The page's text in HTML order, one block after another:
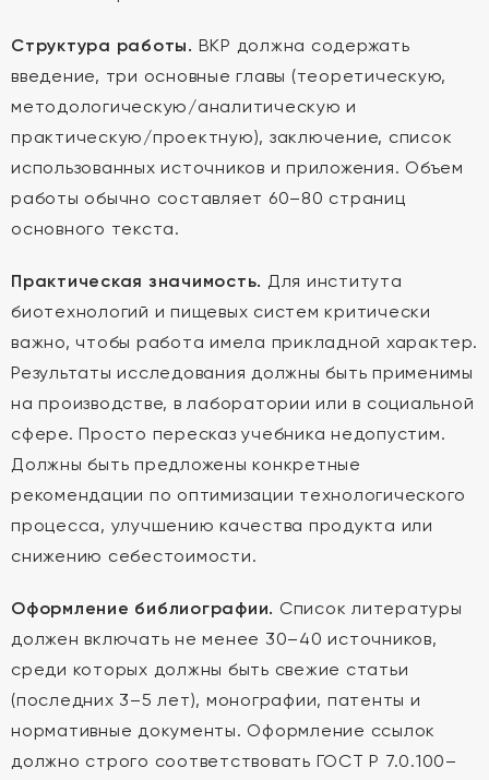
Структура работы. ВКР должна содержать
введение, три основные главы (теоретическую,
методологическую/аналитическую и
практическую/проектную), заключение, список
использованных источников и приложения. Объем
работы обычно составляет 60–80 страниц
основного текста.
Практическая значимость. Для института
биотехнологий и пищевых систем критически
важно, чтобы работа имела прикладной характер.
Результаты исследования должны быть применимы
на производстве, в лаборатории или в социальной
сфере. Просто пересказ учебника недопустим.
Должны быть предложены конкретные
рекомендации по оптимизации технологического
процесса, улучшению качества продукта или
снижению себестоимости.
Оформление библиографии. Список литературы
должен включать не менее 30–40 источников,
среди которых должны быть свежие статьи
(последних 3–5 лет), монографии, патенты и
нормативные документы. Оформление ссылок
должно строго соответствовать ГОСТ Р 7.0.100–